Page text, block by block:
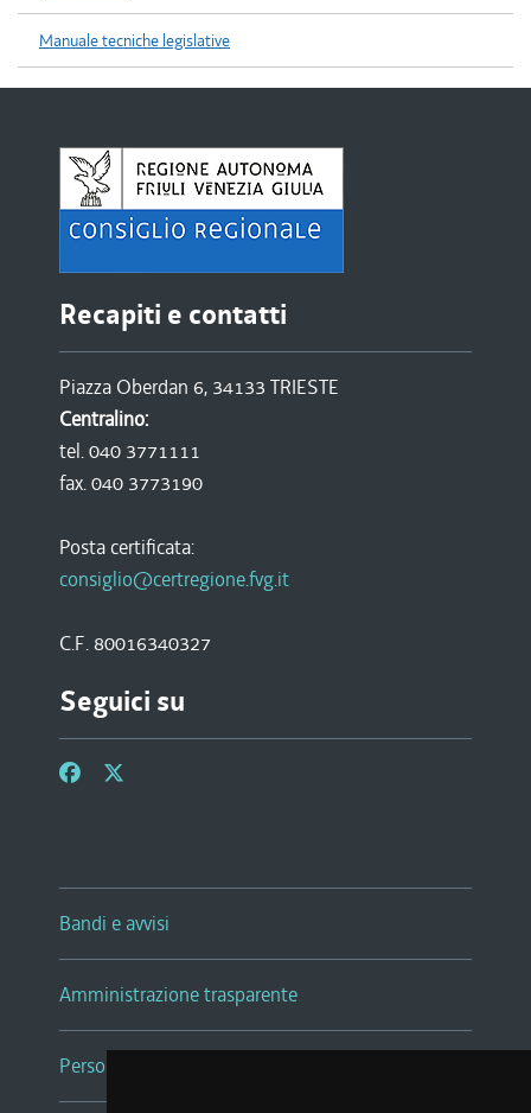
Manuale tecniche legislative
Recapiti e contatti
Piazza Oberdan 6, 34133 TRIESTE
Centralino:
tel. 040 3771111
fax. 040 3773190
Posta certificata:
consiglio@certregione.fvg.it
C.F. 80016340327
Seguici su
Bandi e avvisi
Amministrazione trasparente
Persone e Uffici